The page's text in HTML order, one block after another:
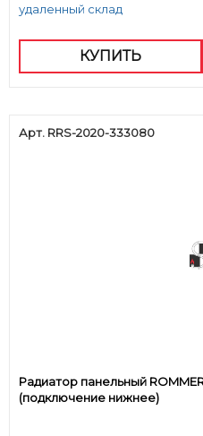
удаленный склад
КУПИТЬ
Арт. RRS-2020-333080
Радиатор панельный
(подключение нижнее)